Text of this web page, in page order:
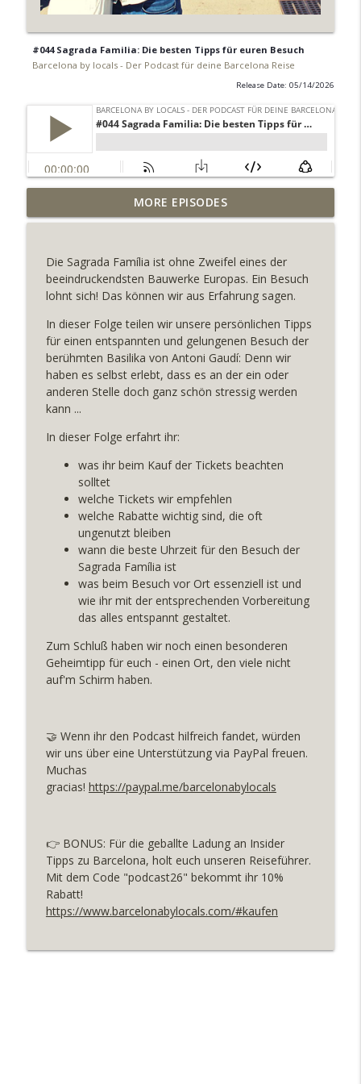
#044 Sagrada Familia: Die besten Tipps für euren Besuch
Barcelona by locals - Der Podcast für deine Barcelona Reise
Release Date: 05/14/2026
#044 Sagrada Familia: Die besten Tipps
für euren Besuch
info_outline
#043 Sants & Les Corts - Barcelonas
unentdeckte Stadtviertel
Barcelona by locals - Der Podcast für deine Barcelona
#042 Paella essen in Barcelona – Unsere
Insidertipps
Barcelona by locals - Der Podcast für deine Barcelona
authentischer Reisebericht einer
Barcelona-Reisenden
Barcelona by locals - Der Podcast für deine Barcelona
Reise
#40 Highlights der neuesten Ausgabe
von Barcelona by locals
Barcelona by locals - Der Podcast für deine Barcelona
Reise
#39 Die schönsten Ausflüge um
Barcelona
Barcelona by locals - Der Podcast für deine Barcelona
Barcelona am besten verbringst
Barcelona by locals - Der Podcast für deine Barcelona
Reise
info_outline
Barcelona by locals - Der Podcast für deine Barcelona
Reise
Die schönsten Orte
MORE EPISODES
Die Sagrada Família ist ohne Zweifel eines der
beeindruckendsten Bauwerke Europas. Ein Besuch
lohnt sich! Das können wir aus Erfahrung sagen.
In dieser Folge teilen wir unsere persönlichen Tipps
für einen entspannten und gelungenen Besuch der
berühmten Basilika von Antoni Gaudí: Denn wir
haben es selbst erlebt, dass es an der ein oder
anderen Stelle doch ganz schön stressig werden
kann ...
In dieser Folge erfahrt ihr:
was ihr beim Kauf der Tickets beachten
solltet
welche Tickets wir empfehlen
welche Rabatte wichtig sind, die oft
ungenutzt bleiben
wann die beste Uhrzeit für den Besuch der
Sagrada Família ist
was beim Besuch vor Ort essenziell ist und
wie ihr mit der entsprechenden Vorbereitung
das alles entspannt gestaltet.
Zum Schluß haben wir noch einen besonderen
Geheimtipp für euch - einen Ort, den viele nicht
auf'm Schirm haben.
🤝 Wenn ihr den Podcast hilfreich fandet, würden
wir uns über eine Unterstützung via PayPal freuen.
Muchas
gracias! https://paypal.me/barcelonabylocals
👉 BONUS: Für die geballte Ladung an Insider
Tipps zu Barcelona, holt euch unseren Reiseführer.
Mit dem Code "podcast26" bekommt ihr 10%
Rabatt!
https://www.barcelonabylocals.com/#kaufen